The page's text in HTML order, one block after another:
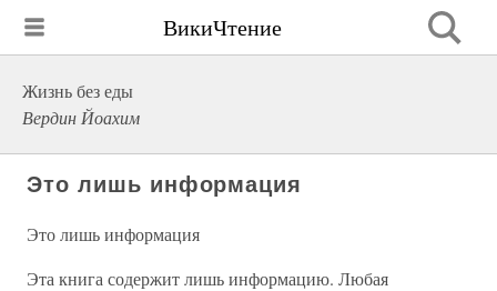
ВикиЧтение
Жизнь без еды
Вердин Йоахим
Это лишь информация
Это лишь информация
Эта книга содержит лишь информацию. Любая